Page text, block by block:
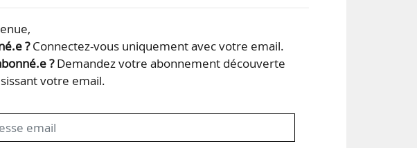
?Connectez-vous uniquement avec votre email.
?Demandez votre abonnement découverte
votre email.